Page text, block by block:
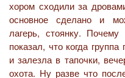
хором сходили за
основное сделано и
лагерь, стоянку.
показал, что когда
и залезла в тапочки,
охота. Ну разве что